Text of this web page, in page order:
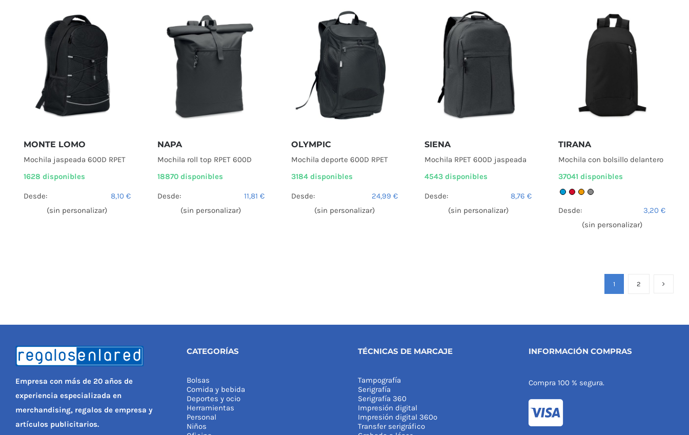
MONTE LOMO
Mochila jaspeada 600D RPET
1628 disponibles
Desde: 8,10 €
(sin personalizar)
NAPA
Mochila roll top RPET 600D
18870 disponibles
Desde: 11,81 €
(sin personalizar)
OLYMPIC
Mochila deporte 600D RPET
3184 disponibles
Desde: 24,99€
(sin personalizar)
SIENA
Mochila RPET 600D jaspeada
4543 disponibles
Desde: 8,76€
(sin personalizar)
TIRANA
Mochila con bolsillo delantero
37041 disponibles
Desde: 3,20 €
(sin personalizar)
1 2
Empresa con más de 20 años de
experiencia especializada en
merchandising, regalos de empresa y
artículos publicitarios.
CATEGORÍAS
Bolsas
Comida y bebida
Deportes y ocio
Herramientas
Personal
Niños
TÉCNICAS DE MARCAJE
Tampografía
Serigrafía
Serigrafía 360
Impresión digital
Impresión digital 360º
Transfer serigráfico
INFORMACIÓN COMPRAS
Compra 100 % segura.